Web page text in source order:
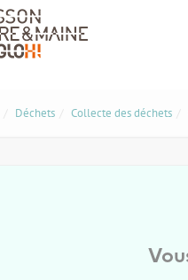
Déchets Collecte des déchets